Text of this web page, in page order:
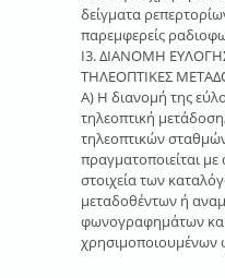
δείγματα
παρεμφερείς
Ι3. ΔΙΑΝΟΜΗ
ΤΗΛΕΟΠΤΙΚΕΣ
Α) Η διανομή της
τηλεοπτική
τηλεοπτικών
πραγματοποιείται με
στοιχεία των
μεταδοθέντων ή
φωνογραφημάτων και